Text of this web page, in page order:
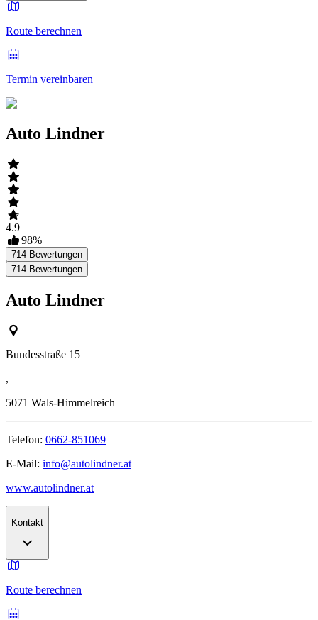
Route berechnen
Termin vereinbaren
Auto Lindner
4.9
98%
714 Bewertungen
714 Bewertungen
Auto Lindner
Bundesstraße 15
,
5071 Wals-Himmelreich
Telefon: 0662-851069
E-Mail: info@autolindner.at
www.autolindner.at
Kontakt
Route berechnen